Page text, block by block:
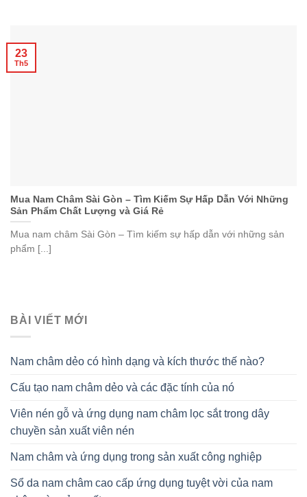
Mua Nam Châm Sài Gòn – Tìm Kiếm Sự Hấp Dẫn Với Những
Sản Phẩm Chất Lượng và Giá Rẻ
Mua nam châm Sài Gòn – Tìm kiếm sự hấp dẫn với những sản
phẩm [...]
23
Th5
BÀI VIẾT MỚI
Nam châm dẻo có hình dạng và kích thước thế nào?
Cấu tạo nam châm dẻo và các đặc tính của nó
Viên nén gỗ và ứng dụng nam châm lọc sắt trong dây
chuyền sản xuất viên nén
Nam châm và ứng dụng trong sản xuất công nghiệp
Sổ da nam châm cao cấp ứng dụng tuyệt vời của nam